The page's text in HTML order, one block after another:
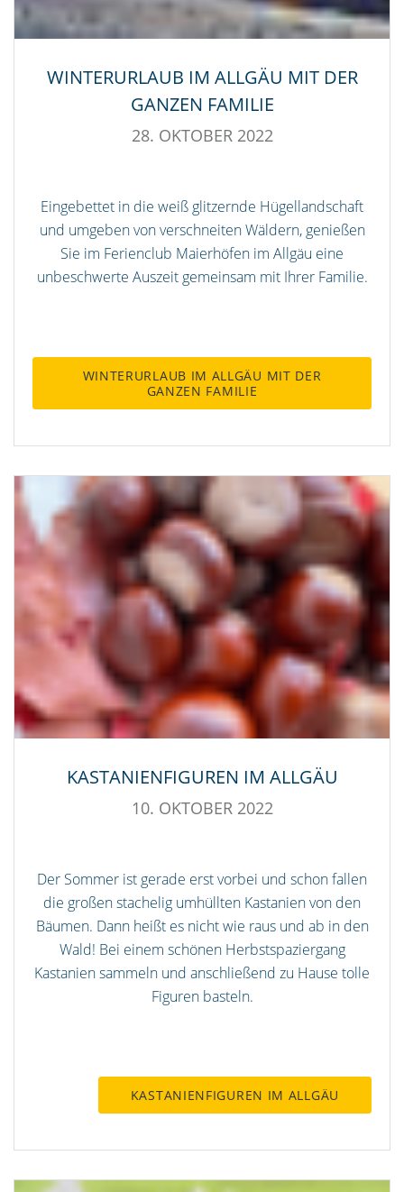
WINTERURLAUB IM ALLGÄU MIT DER
GANZEN FAMILIE
28. OKTOBER 2022
Eingebettet in die weiß glitzernde Hügellandschaft
und umgeben von verschneiten Wäldern, genießen
Sie im Ferienclub Maierhöfen im Allgäu eine
unbeschwerte Auszeit gemeinsam mit Ihrer Familie.
WINTERURLAUB IM ALLGÄU MIT DER
GANZEN FAMILIE
KASTANIENFIGUREN IM ALLGÄU
10. OKTOBER 2022
Der Sommer ist gerade erst vorbei und schon fallen
die großen stachelig umhüllten Kastanien von den
Bäumen. Dann heißt es nicht wie raus und ab in den
Wald! Bei einem schönen Herbstspaziergang
Kastanien sammeln und anschließend zu Hause tolle
Figuren basteln.
KASTANIENFIGUREN IM ALLGÄU